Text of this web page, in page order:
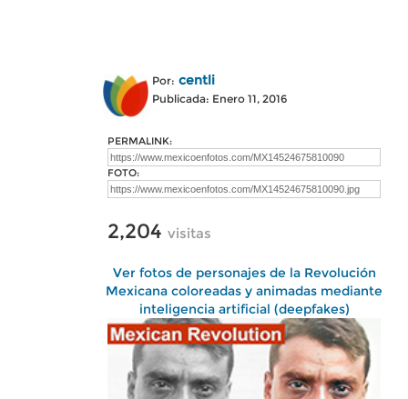
Por: centli
Publicada: Enero 11, 2016
PERMALINK:
FOTO:
2,204 visitas
Ver fotos de personajes de la Revolución
Mexicana coloreadas y animadas mediante
inteligencia artificial (deepfakes)